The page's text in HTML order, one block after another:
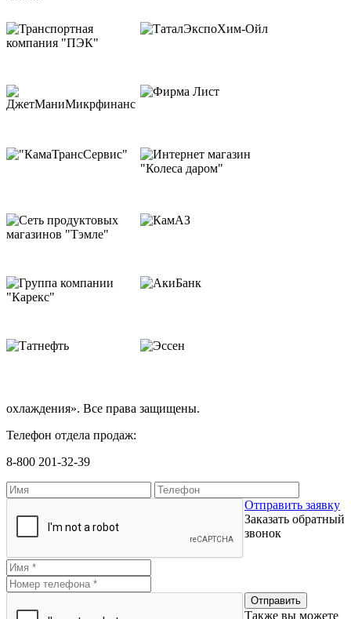
охлаждения». Все права защищены.
Телефон отдела продаж:
8-800 201-32-39
Отправить заявку
Заказать обратный
звонок
Также вы можете